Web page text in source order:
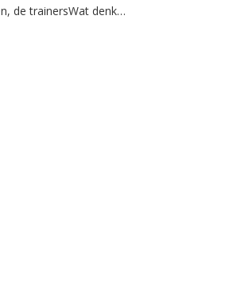
de trainersWat denk…